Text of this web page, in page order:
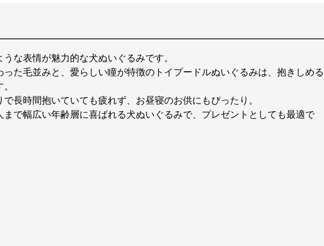
うな表情が魅力的な犬ぬいぐるみです。
った毛並みと、愛らしい瞳が特徴のトイプードルぬいぐるみは、抱きしめる
で長時間抱いていても疲れず、お昼寝のお供にもぴったり。
まで幅広い年齢層に喜ばれる犬ぬいぐるみで、プレゼントとしても最適で